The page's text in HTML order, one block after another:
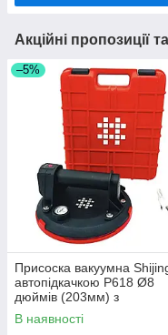
Акційні пропозиції
–5%
Присоска вакуумна
автопідкачкою P618 Ø8
дюймів (203мм) з
манометром для гладкої
структурованої плитки,
В наявності